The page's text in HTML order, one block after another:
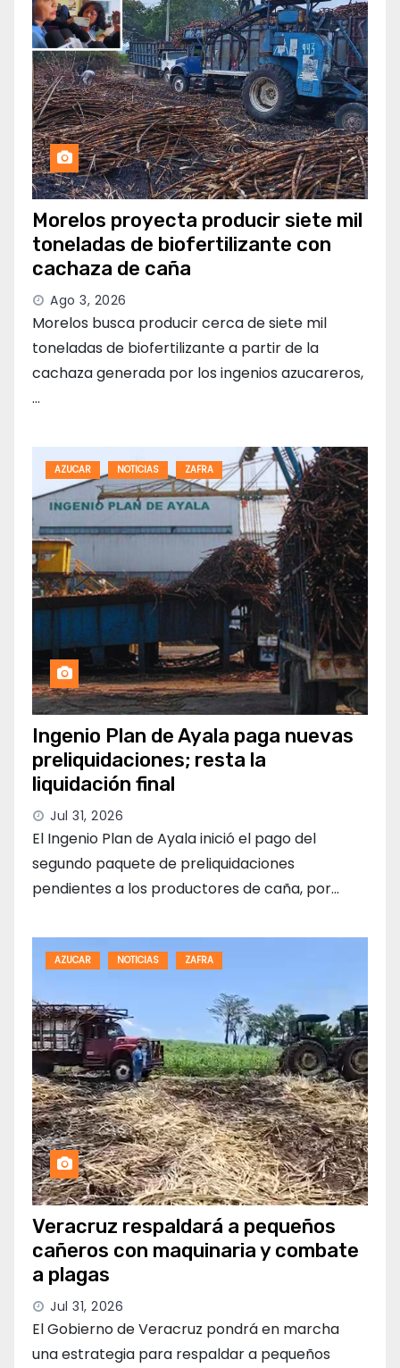
Morelos proyecta producir siete mil
toneladas de biofertilizante con
cachaza de caña
Ago 3, 2026
Morelos busca producir cerca de siete mil
toneladas de biofertilizante a partir de la
cachaza generada por los ingenios azucareros,
…
AZUCAR NOTICIAS ZAFRA
Ingenio Plan de Ayala paga nuevas
preliquidaciones; resta la
liquidación final
Jul 31, 2026
El Ingenio Plan de Ayala inició el pago del
segundo paquete de preliquidaciones
pendientes a los productores de caña, por…
AZUCAR NOTICIAS ZAFRA
Veracruz respaldará a pequeños
cañeros con maquinaria y combate
a plagas
Jul 31, 2026
El Gobierno de Veracruz pondrá en marcha
una estrategia para respaldar a pequeños